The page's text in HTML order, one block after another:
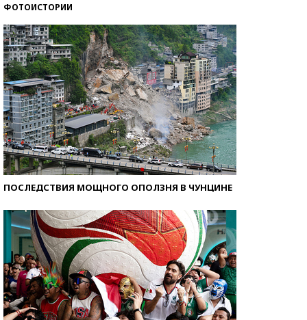
ФОТОИСТОРИИ
ПОСЛЕДСТВИЯ МОЩНОГО ОПОЛЗНЯ В ЧУНЦИНЕ